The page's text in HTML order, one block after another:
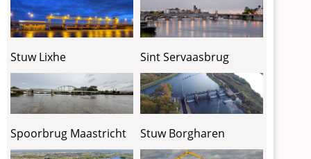
Stuw Lixhe Sint Servaasbrug
Spoorbrug Maastricht Stuw Borgharen